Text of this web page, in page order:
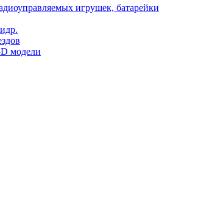
игрушек, батарейки
модели